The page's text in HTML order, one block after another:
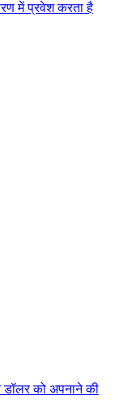
में प्रवेश करता है
डॉलर को अपनाने की